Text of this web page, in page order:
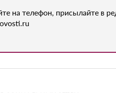
на телефон, присылайте в